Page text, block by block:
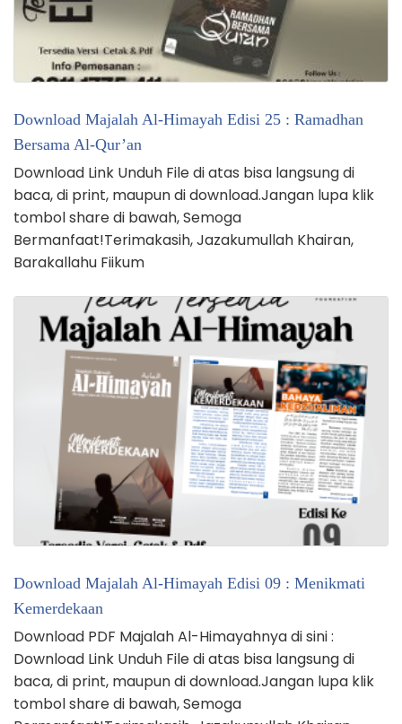
Download Majalah Al-Himayah Edisi 25 : Ramadhan
Bersama Al-Qur’an
Download Link Unduh File di atas bisa langsung di
baca, di print, maupun di download.Jangan lupa klik
tombol share di bawah, Semoga
Bermanfaat!Terimakasih, Jazakumullah Khairan,
Barakallahu Fiikum
Download Majalah Al-Himayah Edisi 09 : Menikmati
Kemerdekaan
Download PDF Majalah Al-Himayahnya di sini :
Download Link Unduh File di atas bisa langsung di
baca, di print, maupun di download.Jangan lupa klik
tombol share di bawah, Semoga